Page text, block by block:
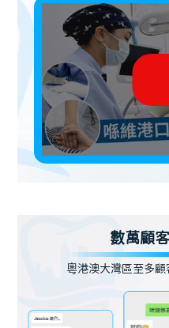
數萬顧
粵港澳大灣區至多